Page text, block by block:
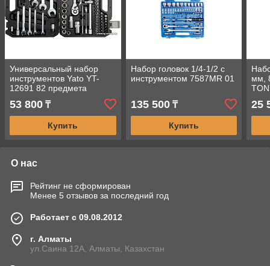
Универсальный набор
инструментов Yato YT-
12691 82 предмета
53 800 ₸
Купить
Набор головок 1/4-1/2 с
инструментом 7587MR 01
135 500₸
Купить
мм,
25
О нас
Рейтинг не сформирован
Менее 5 отзывов за последний год
Работает с 09.08.2012
г. Алматы
ул.Саина 12А, Алматы, Казахстан